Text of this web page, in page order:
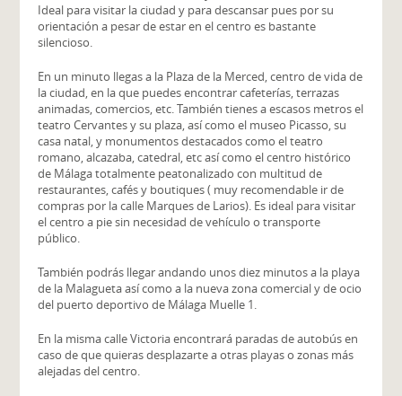
Ideal para visitar la ciudad y para descansar pues por su
orientación a pesar de estar en el centro es bastante
silencioso.
En un minuto llegas a la Plaza de la Merced, centro de vida de
la ciudad, en la que puedes encontrar cafeterías, terrazas
animadas, comercios, etc. También tienes a escasos metros el
teatro Cervantes y su plaza, así como el museo Picasso, su
casa natal, y monumentos destacados como el teatro
romano, alcazaba, catedral, etc así como el centro histórico
de Málaga totalmente peatonalizado con multitud de
restaurantes, cafés y boutiques ( muy recomendable ir de
compras por la calle Marques de Larios). Es ideal para visitar
el centro a pie sin necesidad de vehículo o transporte
público.
También podrás llegar andando unos diez minutos a la playa
de la Malagueta así como a la nueva zona comercial y de ocio
del puerto deportivo de Málaga Muelle 1.
En la misma calle Victoria encontrará paradas de autobús en
caso de que quieras desplazarte a otras playas o zonas más
alejadas del centro.